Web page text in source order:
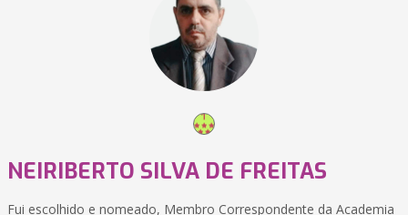
NEIRIBERTO SILVA DE FREITAS
Fui escolhido e nomeado, Membro Correspondente da Academia